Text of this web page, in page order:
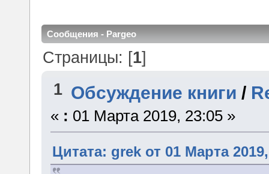
Сообщения - Pargeo
Страницы: [1]
1 Обсуждение книги /
« : 01 Марта 2019, 23:05 »
Цитата: grek от 01 Марта